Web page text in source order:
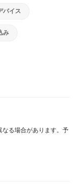
バイス
み
る場合があります。予